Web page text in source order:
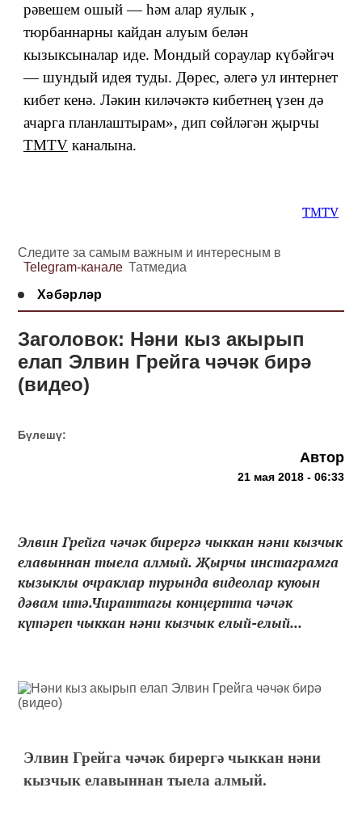
рәвешем ошый — һәм алар яулык ,
тюрбаннарны кайдан алуым белән
кызыксыналар иде. Мондый сораулар күбәйгәч
— шундый идея туды. Дөрес, әлегә ул интернет
кибет кенә. Ләкин киләчәктә кибетнең үзен дә
ачарга планлаштырам», дип сөйләгән җырчы
TMTV каналына.
TMTV
Следите за самым важным и интересным в
Telegram-канале Татмедиа
Хәбәрләр
Заголовок: Нәни кыз акырып
елап Элвин Грейга чәчәк бирә
(видео)
Бүлешү:
Автор
21 мая 2018 - 06:33
Элвин Грейга чәчәк бирергә чыккан нәни кызчык
елавыннан тыела алмый. Җырчы инстаграмга
кызыклы очраклар турында видеолар куюын
дәвам итә.Чираттагы концертта чәчәк
күтәреп чыккан нәни кызчык елый-елый...
Элвин Грейга чәчәк бирергә чыккан нәни
кызчык елавыннан тыела алмый.